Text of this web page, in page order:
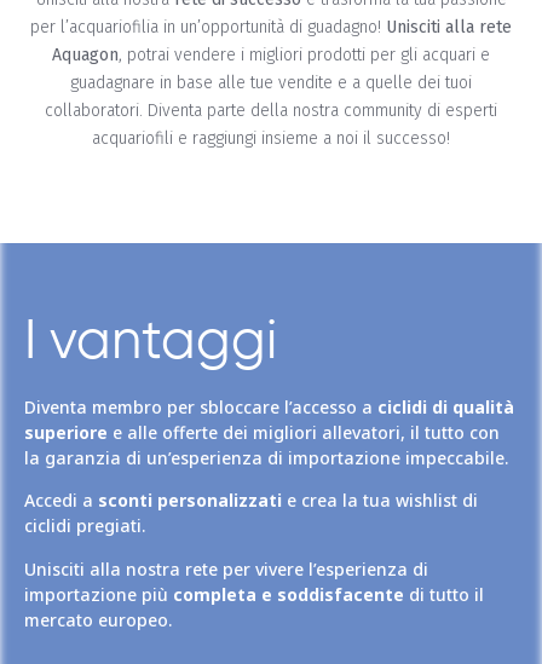
per l’acquariofilia in un’opportunità di guadagno! Unisciti alla rete
Aquagon, potrai vendere i migliori prodotti per gli acquari e
guadagnare in base alle tue vendite e a quelle dei tuoi
collaboratori. Diventa parte della nostra community di esperti
acquariofili e raggiungi insieme a noi il successo!
I vantaggi
Diventa membro per sbloccare l’accesso a ciclidi di qualità
superiore e alle offerte dei migliori allevatori, il tutto con
la garanzia di un’esperienza di importazione impeccabile.
Accedi a sconti personalizzati e crea la tua wishlist di
ciclidi pregiati.
Unisciti alla nostra rete per vivere l’esperienza di
importazione più completa e soddisfacente di tutto il
mercato europeo.